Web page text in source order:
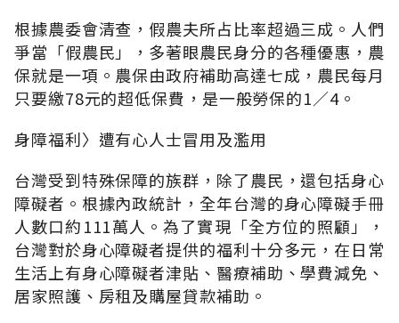
根據農委會清查，假農夫所占比率超過三成。人們
爭當「假農民」，多著眼農民身分的各種優惠，農
保就是一項。農保由政府補助高達七成，農民每月
只要繳78元的超低保費，是一般勞保的1∕4。
身障福利〉遭有心人士冒用及濫用
台灣受到特殊保障的族群，除了農民，還包括身心
障礙者。根據內政統計，全年台灣的身心障礙手冊
人數口約111萬人。為了實現「全方位的照顧」，
台灣對於身心障礙者提供的福利十分多元，在日常
生活上有身心障礙者津貼、醫療補助、學費減免、
居家照護、房租及購屋貸款補助。